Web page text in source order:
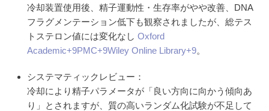
冷却装置使用後、 精子運動性・生存率がやや改善、DNA
フラグメンテーション低下も観察されましたが、 総テス
トステロン値には変化なし Oxford
Academic+9PMC+9Wiley Online Library+9。
システマティックレビュー ：
冷却により精子パラメータが「良い方向に向かう傾向あ
り」とされますが、質の高いランダム化試験が不足して